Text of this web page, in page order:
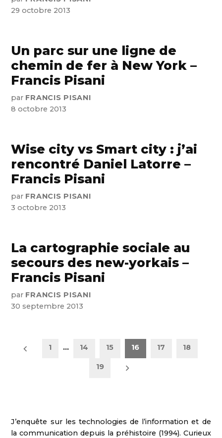
29 octobre 2013
Un parc sur une ligne de
chemin de fer à New York –
Francis Pisani
par FRANCIS PISANI
8 octobre 2013
Wise city vs Smart city : j’ai
rencontré Daniel Latorre –
Francis Pisani
par FRANCIS PISANI
3 octobre 2013
La cartographie sociale au
secours des new-yorkais –
Francis Pisani
par FRANCIS PISANI
30 septembre 2013
Pagination
1 … 14 15 16 17 18
19
J’enquête sur les technologies de l’information et de
la communication depuis la préhistoire (1994). Curieux